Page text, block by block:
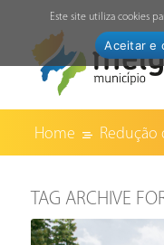
Home Redução
TAG ARCHIVE
Este site utiliza cookies
Aceitar e